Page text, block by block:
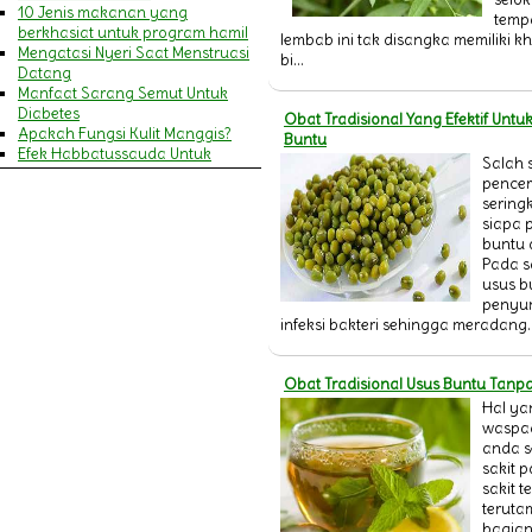
10 Jenis makanan yang
berkhasiat untuk program hamil
Mengatasi Nyeri Saat Menstruasi
Datang
Manfaat Sarang Semut Untuk
Diabetes
Apakah Fungsi Kulit Manggis?
Efek Habbatussauda Untuk
Amandel
lembab ini tak disangka memiliki
bi...
Obat Tradisional Yang Efektif
Buntu
Salah
siapa
buntu
Pada
usus
infeksi bakteri sehingga
Obat Tradisional Usus Buntu
Hal
anda
sakit
sakit